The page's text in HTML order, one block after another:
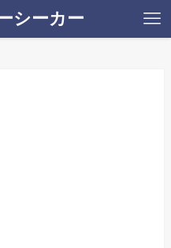
シーカー